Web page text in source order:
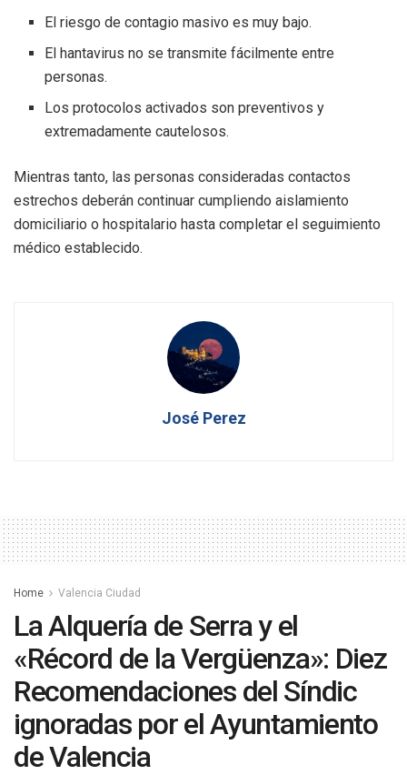
El riesgo de contagio masivo es muy bajo.
El hantavirus no se transmite fácilmente entre
personas.
Los protocolos activados son preventivos y
extremadamente cautelosos.
Mientras tanto, las personas consideradas contactos
estrechos deberán continuar cumpliendo aislamiento
domiciliario o hospitalario hasta completar el seguimiento
médico establecido.
José Perez
Home Valencia Ciudad
La Alquería de Serra y el
«Récord de la Vergüenza»: Diez
Recomendaciones del Síndic
ignoradas por el Ayuntamiento
de Valencia